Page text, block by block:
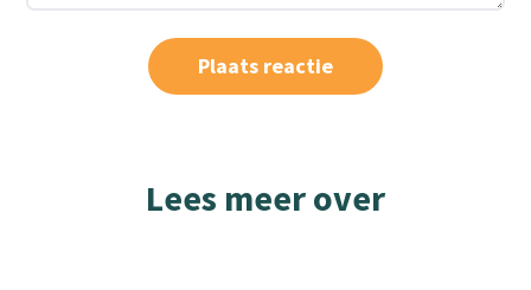
Lees meer over